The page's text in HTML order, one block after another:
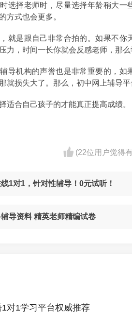
选择老师时，尽量选择年龄稍大一
方式也会更多。
就是跟自己非常合拍的。如果不你
力，时间一长你就会反感老师，那么
导机构的声誉也是非常重要的，如
就损失大了。那么，初中网上辅导
适合自己孩子的才能真正提高成绩。
(22位用户觉得
1对1，针对性辅导！0元试听！
导资料 精英老师精编试卷
对1学习平台权威推荐